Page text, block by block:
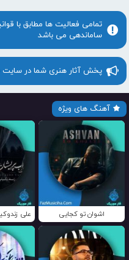
تمامی فعالیت ها مطابق با
ساماندهی می باشد
پخش آثار هنری شما در سایت
آهنگ های ویژه
اشوان تو کجایی علی